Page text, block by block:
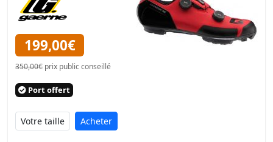
199,00€
350,00€ prix public conseillé
Port offert
Acheter